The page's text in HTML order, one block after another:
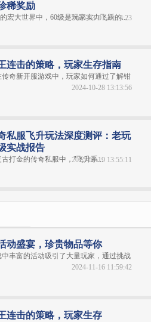
稀奖励
宏大世界中，60级是玩家实力飞跃的...
2025-03-01 10:14:23
连击的策略，玩家生存指南
奇新开服游戏中，玩家如何通过了解钳
2024-10-28 13:13:56
私服飞升玩法深度测评：老玩
实战报告
打金的传奇私服中，"飞升系...
2025-02-19 13:55:11
动盛宴，珍贵物品等你
中丰富的活动吸引了大量玩家，通过挑战
2024-11-16 11:59:42
连击的策略，玩家生存